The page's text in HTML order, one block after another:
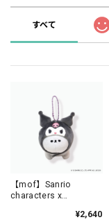
すべて
【mof】Sanrio
characters x
しマスコットチャーム
¥2,640